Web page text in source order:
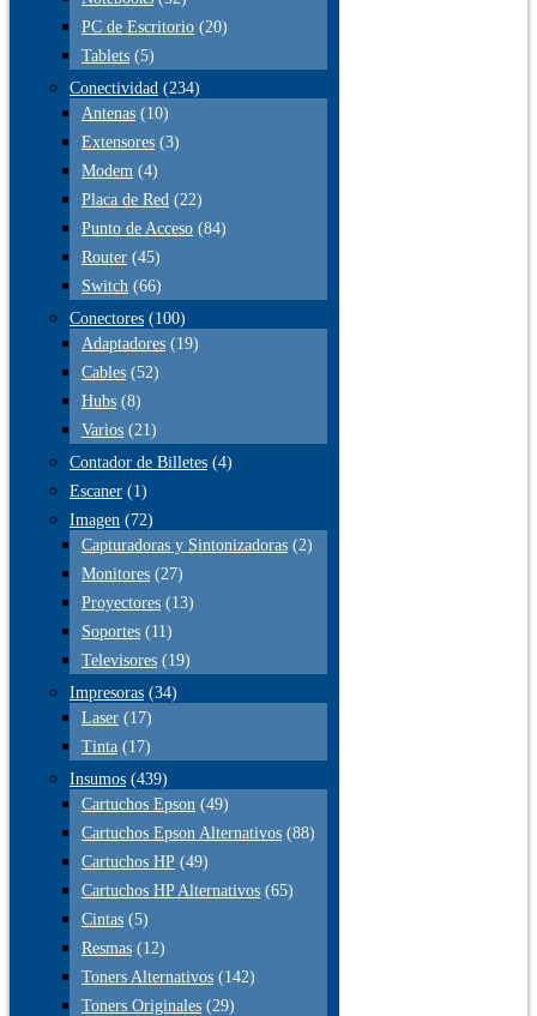
PC de Escritorio (20)
Tablets (5)
Conectividad (234)
Antenas (10)
Extensores (3)
Modem (4)
Placa de Red (22)
Punto de Acceso (84)
Router (45)
Switch (66)
Conectores (100)
Adaptadores (19)
Cables (52)
Hubs (8)
Varios (21)
Contador de Billetes (4)
Escaner (1)
Imagen (72)
Capturadoras y Sintonizadoras (2)
Monitores (27)
Proyectores (13)
Soportes (11)
Televisores (19)
Impresoras (34)
Laser (17)
Tinta (17)
Insumos (439)
Cartuchos Epson (49)
Cartuchos Epson Alternativos (88)
Cartuchos HP (49)
Cartuchos HP Alternativos (65)
Cintas (5)
Resmas (12)
Toners Alternativos (142)
Toners Originales (29)